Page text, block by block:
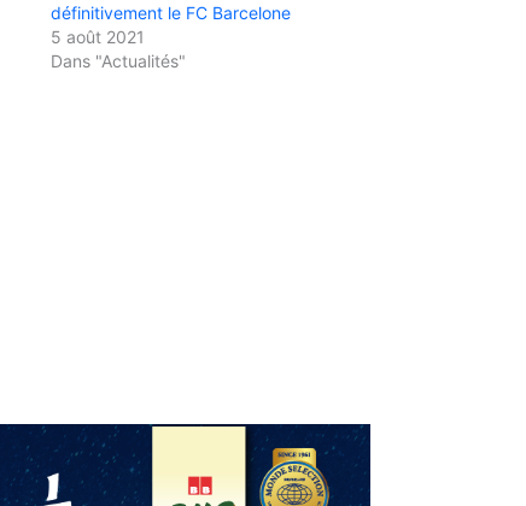
définitivement le FC Barcelone
5 août 2021
Dans "Actualités"